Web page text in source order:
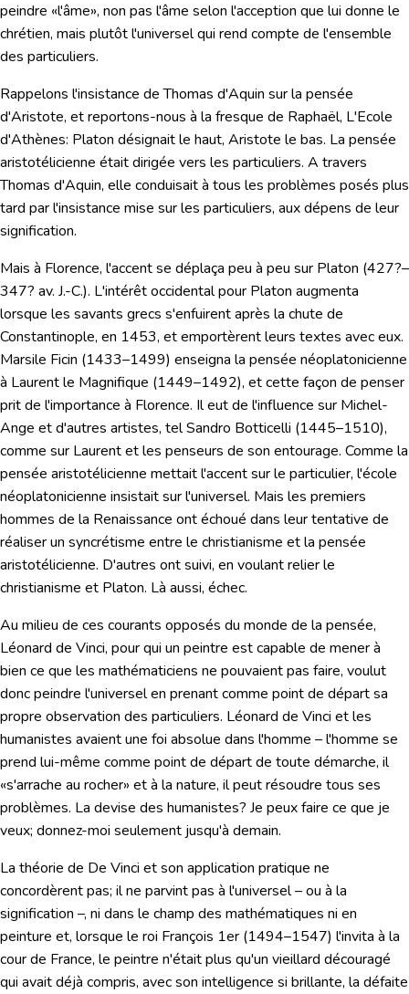
peindre «l'âme», non pas l'âme selon l'acception que lui donne le
chrétien, mais plutôt l'universel qui rend compte de l'ensemble
des particuliers.
Rappelons l'insistance de Thomas d'Aquin sur la pensée
d'Aristote, et reportons-nous à la fresque de Raphaël, L'Ecole
d'Athènes: Platon désignait le haut, Aristote le bas. La pensée
aristotélicienne était dirigée vers les particuliers. A travers
Thomas d'Aquin, elle conduisait à tous les problèmes posés plus
tard par l'insistance mise sur les particuliers, aux dépens de leur
signification.
Mais à Florence, l'accent se déplaça peu à peu sur Platon (427?–
347? av. J.-C.). L'intérêt occidental pour Platon augmenta
lorsque les savants grecs s'enfuirent après la chute de
Constantinople, en 1453, et emportèrent leurs textes avec eux.
Marsile Ficin (1433–1499) enseigna la pensée néoplatonicienne
à Laurent le Magnifique (1449–1492), et cette façon de penser
prit de l'importance à Florence. Il eut de l'influence sur Michel-
Ange et d'autres artistes, telSandro Botticelli (1445–1510),
comme sur Laurent et les penseurs de son entourage. Comme la
pensée aristotélicienne mettait l'accent sur le particulier, l'école
néoplatonicienne insistait sur l'universel. Mais les premiers
hommes de la Renaissance ont échoué dans leur tentative de
réaliser un syncrétisme entre le christianisme et la pensée
aristotélicienne. D'autres ont suivi, en voulantrelier le
christianisme et Platon. Là aussi, échec.
Au milieu de ces courants opposés du monde de la pensée,
Léonard de Vinci, pour qui un peintre est capable de mener à
bien ce que les mathématiciens ne pouvaient pas faire, voulut
donc peindre l'universel en prenant comme point de départ sa
propre observation des particuliers. Léonard de Vinci et les
humanistes avaientune foi absolue dans l'homme – l'homme se
prend lui-même comme point de départ de toute démarche, il
«s'arrache au rocher» et à la nature, il peut résoudre tous ses
problèmes. La devise des humanistes? Je peux faire ce que je
veux; donnez-moi seulement jusqu'à demain.
La théorie de De Vinci et son application pratique ne
concordèrent pas; il ne parvint pas à l'universel – ou à la
signification –, ni dans le champ des mathématiques ni en
peinture et, lorsque le roi François 1er (1494–1547) l'invita à la
cour de France, le peintre n'était plus qu'un vieillard découragé
qui avait déjà compris, avec son intelligence si brillante, la défaite